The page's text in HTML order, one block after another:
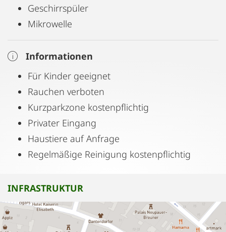
Geschirrspüler
Mikrowelle
Informationen
Für Kinder geeignet
Rauchen verboten
Kurzparkzone kostenpflichtig
Privater Eingang
Haustiere auf Anfrage
Regelmäßige Reinigung kostenpflichtig
INFRASTRUKTUR